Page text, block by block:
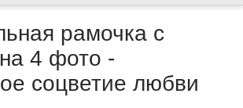
рамочка с
4 фото -
соцветие любви